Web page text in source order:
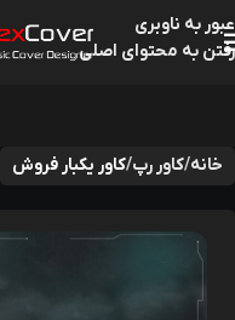
عبور به ناوبری
رفتن به محتوای اصلی
خانه کاور رپ کاور یکبار فروش